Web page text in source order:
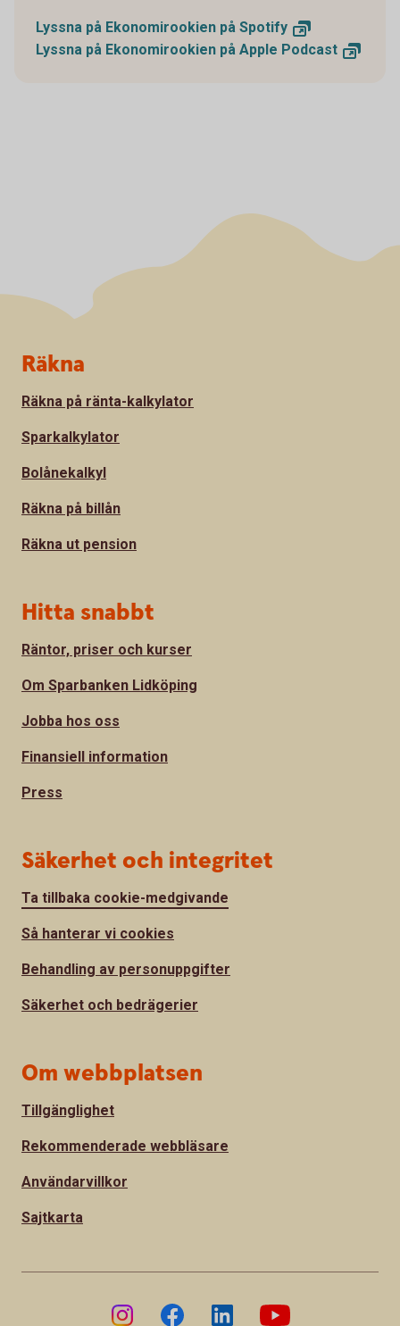
Lyssna på Ekonomirookien på Spotify
Lyssna på Ekonomirookien på Apple Podcast
Sidfot
Räkna
Räkna på ränta-kalkylator
Sparkalkylator
Bolånekalkyl
Räkna på billån
Räkna ut pension
Hitta snabbt
Räntor, priser och kurser
Om Sparbanken Lidköping
Jobba hos oss
Finansiell information
Press
Säkerhet och integritet
Ta tillbaka cookie-medgivande
Så hanterar vi cookies
Behandling av personuppgifter
Säkerhet och bedrägerier
Om webbplatsen
Tillgänglighet
Rekommenderade webbläsare
Användarvillkor
Sajtkarta